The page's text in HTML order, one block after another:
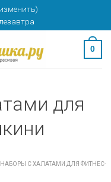
)
0
для
НАБОРЫ С ХАЛАТАМИ ДЛЯ ФИТНЕС-